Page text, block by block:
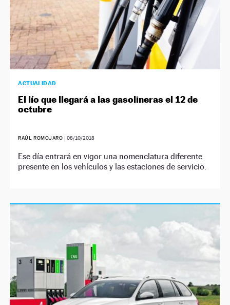
ACTUALIDAD
El lío que llegará a las gasolineras el 12 de
octubre
RAÚL ROMOJARO | 08/10/2018
Ese día entrará en vigor una nomenclatura diferente
presente en los vehículos y las estaciones de servicio.